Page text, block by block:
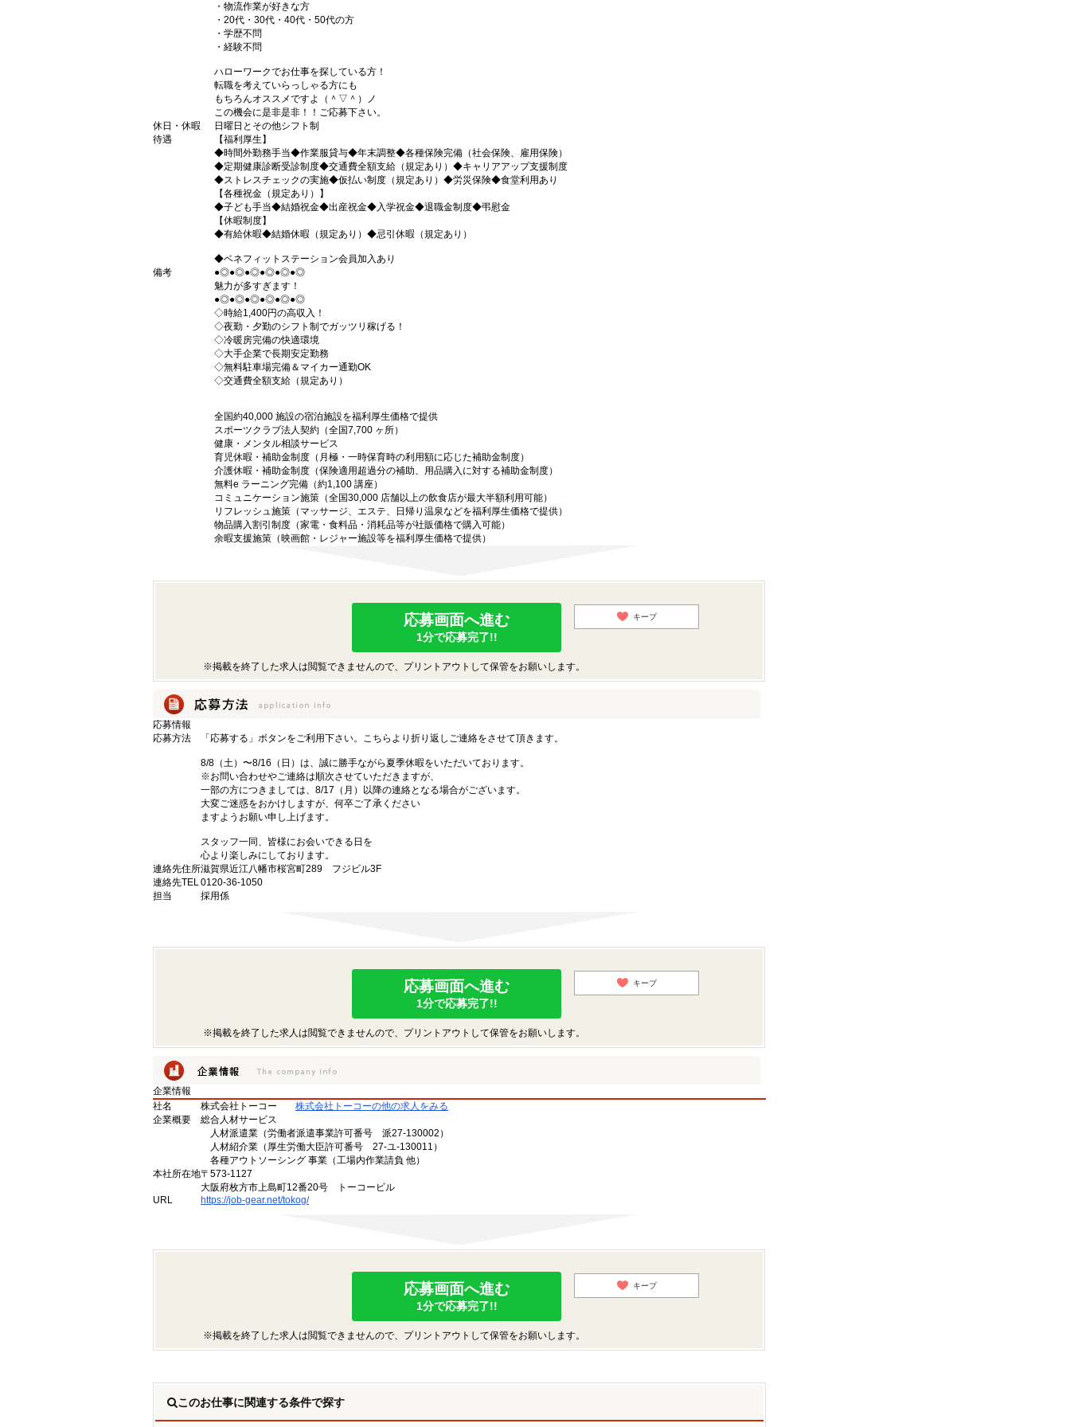
・物流作業が好きな方
・20代・30代・40代・50代の方
・学歴不問
・経験不問
ハローワークでお仕事を探している方！
転職を考えていらっしゃる方にも
もちろんオススメですよ（＾▽＾）ノ
この機会に是非是非！！ご応募下さい。
休日・休暇
日曜日とその他シフト制
待遇
【福利厚生】
◆時間外勤務手当◆作業服貸与◆年末調整◆各種保険完備（社会保険、雇用保険）
◆定期健康診断受診制度◆交通費全額支給（規定あり）◆キャリアアップ支援制度
◆ストレスチェックの実施◆仮払い制度（規定あり）◆労災保険◆食堂利用あり
【各種祝金（規定あり）】
◆子ども手当◆結婚祝金◆出産祝金◆入学祝金◆退職金制度◆弔慰金
【休暇制度】
◆有給休暇◆結婚休暇（規定あり）◆忌引休暇（規定あり）
◆ベネフィットステーション会員加入あり
備考
●◎●◎●◎●◎●◎●◎
魅力が多すぎます！
●◎●◎●◎●◎●◎●◎
◇時給1,400円の高収入！
◇夜勤・夕勤のシフト制でガッツリ稼げる！
◇冷暖房完備の快適環境
◇大手企業で長期安定勤務
◇無料駐車場完備＆マイカー通勤OK
◇交通費全額支給（規定あり）
全国約40,000 施設の宿泊施設を福利厚生価格で提供
スポーツクラブ法人契約（全国7,700 ヶ所）
健康・メンタル相談サービス
育児休暇・補助金制度（月極・一時保育時の利用額に応じた補助金制度）
介護休暇・補助金制度（保険適用超過分の補助、用品購入に対する補助金制度）
無料e ラーニング完備（約1,100 講座）
コミュニケーション施策（全国30,000 店舗以上の飲食店が最大半額利用可能）
リフレッシュ施策（マッサージ、エステ、日帰り温泉などを福利厚生価格で提供）
物品購入割引制度（家電・食料品・消耗品等が社販価格で購入可能）
余暇支援施策（映画館・レジャー施設等を福利厚生価格で提供）
応募画面へ進む
1分で応募完了!!
キープ
※掲載を終了した求人は閲覧できませんので、プリントアウトして保管をお願いします。
応募情報
応募方法
「応募する」ボタンをご利用下さい。こちらより折り返しご連絡をさせて頂きます。
8/8（土）〜8/16（日）は、誠に勝手ながら夏季休暇をいただいております。
※お問い合わせやご連絡は順次させていただきますが、
一部の方につきましては、8/17（月）以降の連絡となる場合がございます。
大変ご迷惑をおかけしますが、何卒ご了承ください
ますようお願い申し上げます。
スタッフ一同、皆様にお会いできる日を
心より楽しみにしております。
連絡先住所滋賀県近江八幡市桜宮町289 フジビル3F
連絡先TEL0120-36-1050
担当
採用係
応募画面へ進む
1分で応募完了!!
キープ
※掲載を終了した求人は閲覧できませんので、プリントアウトして保管をお願いします。
企業情報
社名
株式会社トーコー
株式会社トーコーの他の求人をみる
企業概要
総合人材サービス
人材派遣業（労働者派遣事業許可番号 派27-130002）
人材紹介業（厚生労働大臣許可番号 27-ユ-130011）
各種アウトソーシング 事業（工場内作業請負 他）
本社所在地〒573-1127
大阪府枚方市上島町12番20号 トーコービル
URL
https://job-gear.net/tokog/
応募画面へ進む
1分で応募完了!!
キープ
※掲載を終了した求人は閲覧できませんので、プリントアウトして保管をお願いします。
このお仕事に関連する条件で探す